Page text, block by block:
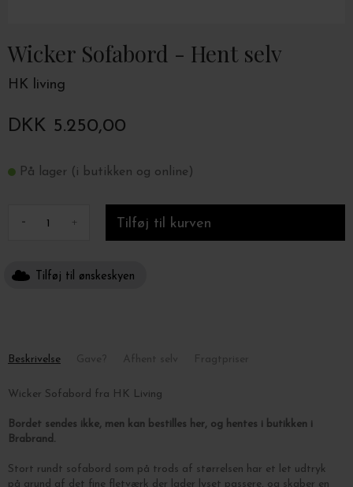
Wicker Sofabord - Hent selv
HK living
DKK 5.250,00
På lager (i butikken og online)
- +
Tilføj til ønskeskyen
Beskrivelse
Wicker Sofabord fra HK Living
Bordet sendes ikke, men kan bestilles her, og hentes i butikken i
Brabrand.
Stort rundt sofabord som på trods af størrelsen har et let udtryk
på grund af det fine fletværk der lader lyset passere, og skaber en